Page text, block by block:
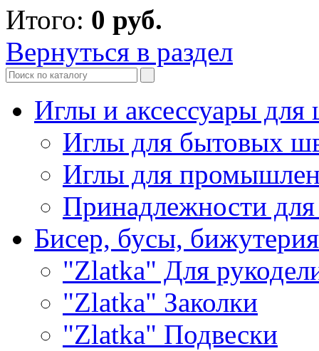
Итого: 0 руб.
Вернуться в раздел
Иглы и аксессуары
Иглы для бытовых
Иглы для
Принадлежности
Бисер, бусы, бижутерия
"Zlatka" Для
"Zlatka" Заколки
"Zlatka" Подвески